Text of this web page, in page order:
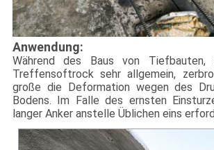
Anwendung:
Während des Baus von
Treffensoftrock sehr allgemein,
große die Deformation wegen des
Bodens. Im Falle des ernsten
langer Anker anstelle Üblichen eins